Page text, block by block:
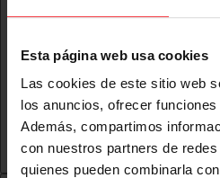
Esta página web usa cookies
Las cookies de este sitio web
los anuncios, ofrecer
Además, compartimos
con nuestros partners de
quienes pueden combinarla